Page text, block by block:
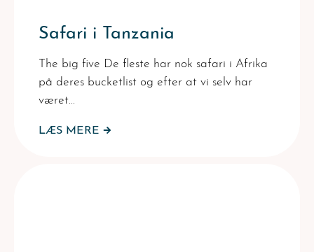
Safari i Tanzania
The big five De fleste har nok safari i Afrika
på deres bucketlist og efter at vi selv har
været…
LÆS MERE